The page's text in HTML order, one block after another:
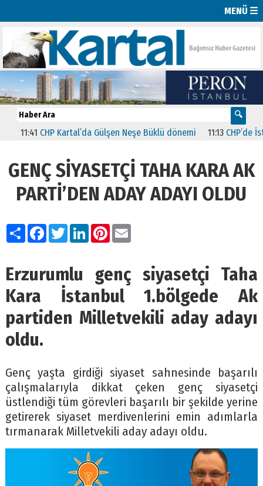
MENÜ ☰
CHP Kartal’da Gülşen Neşe Büklü dönemi 11:13 CHP’de
GENÇ SİYASETÇİ TAHA KARA AK
PARTİ’DEN ADAY ADAYI OLDU
PaylaşFacebook
TwitterLinkedIn
Pinterest
Email
Erzurumlu genç siyasetçi Taha
Kara İstanbul 1.bölgede Ak
partiden Milletvekili aday adayı
oldu.
Genç yaşta girdiği siyaset sahnesinde başarılı
çalışmalarıyla dikkat çeken genç siyasetçi
üstlendiği tüm görevleri başarılı bir şekilde yerine
getirerek siyaset merdivenlerini emin adımlarla
tırmanarak Milletvekili aday adayı oldu.